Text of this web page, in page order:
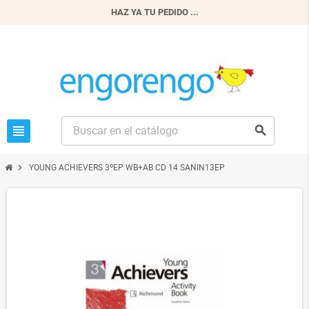
HAZ YA TU PEDIDO ...
view_headline search
chevron_right YOUNG ACHIEVERS 3ºEP WB+AB CD 14 SANIN13EP